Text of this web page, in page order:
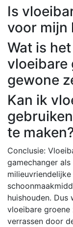
Is
voor mijn
Wat is
vloeibare
gewone
Kan ik
te
Conclusie:
gamechanger
huishouden.
vloeibare groene
verrassen door